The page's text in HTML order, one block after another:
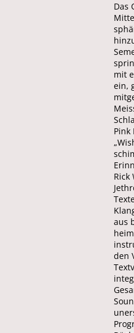
Das
mit
ein,
Pink
Rick
aus
den